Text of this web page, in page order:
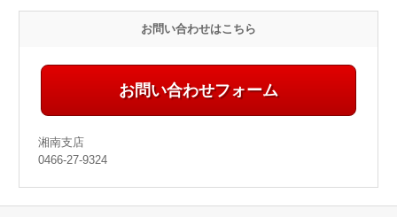
お問い合わせはこちら
お問い合わせフォーム
湘南支店
0466-27-9324